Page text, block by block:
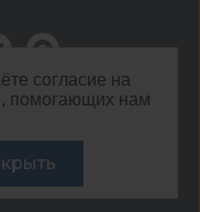
согласие на
помогающих нам
42
1063667287551